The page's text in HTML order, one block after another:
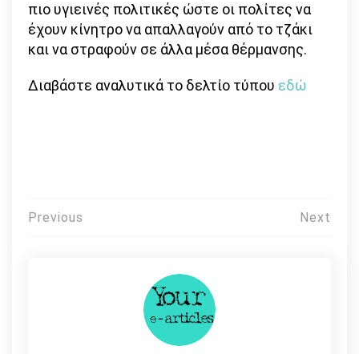
πιο υγιεινές πολιτικές ώστε οι πολίτες να
έχουν κίνητρο να απαλλαγούν από το τζάκι
και να στραφούν σε άλλα μέσα θέρμανσης.
Διαβάστε αναλυτικά το δελτίο τύπου εδώ
Πλοήγηση
Previous Next